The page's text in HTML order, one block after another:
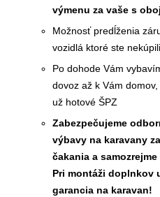
výmenu za vaše s
Možnosť predĺženia
vozidlá ktoré ste
Po dohode Vám
dovoz až k Vám
už hotové ŠPZ
Zabezpečujeme
výbavy na karavany
čakania a
Pri montáži doplnkov
garancia na karavan!